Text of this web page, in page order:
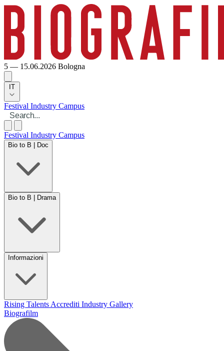
5 — 15.06.2026 Bologna
IT
Festival Industry Campus
Festival Industry Campus
Bio to B | Doc
Bio to B | Drama
Informazioni
Rising Talents Accrediti Industry Gallery
Biografilm